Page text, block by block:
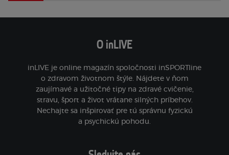
O inLIVE
inLIVE je online magazín spoločnosti inSPORTline
o zdravom životnom štýle. Nájdete v ňom
zaujímavé a užitočné tipy na zdravé cvičenie,
stravu, šport a život vrátane silných príbehov.
Nechajte sa inšpirovať pre tú správnu fyzickú
a psychickú pohodu.